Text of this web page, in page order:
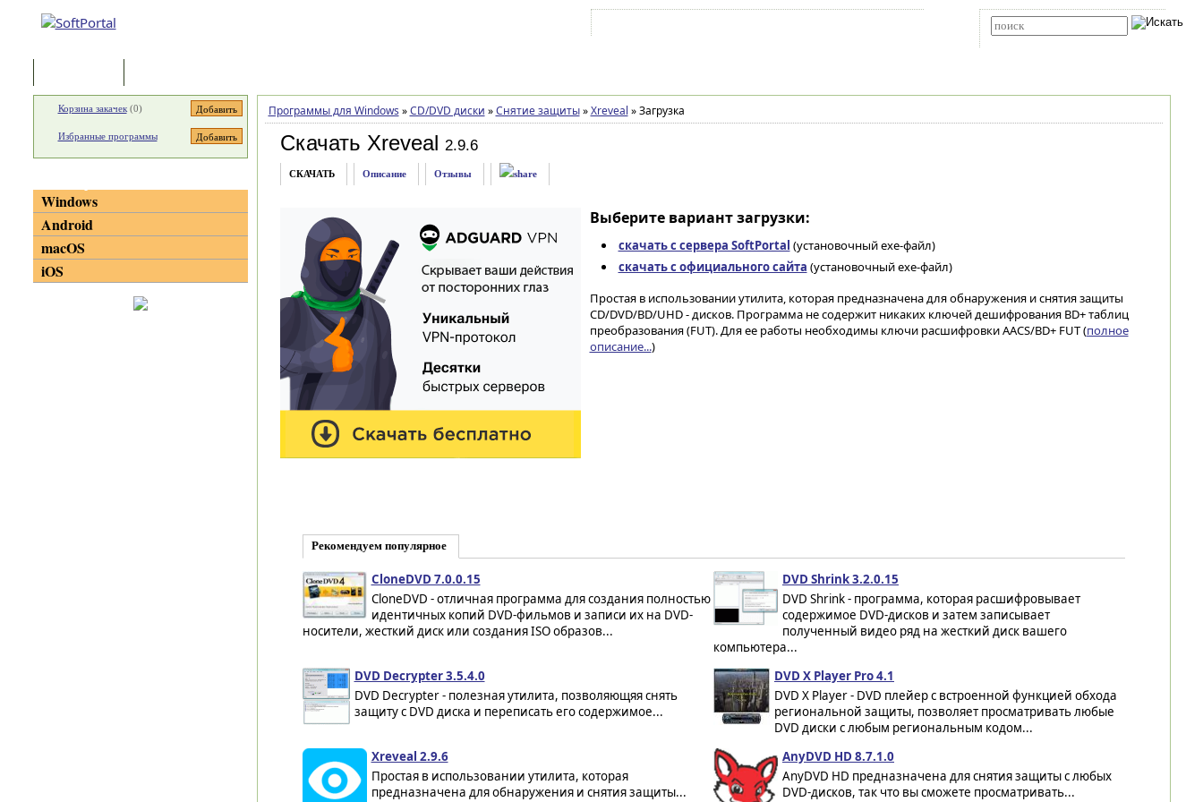
Программы для Windows » CD/DVD диски » Снятие защиты » Xreveal »Загрузка
Скачать Xreveal 2.9.6
СКАЧАТЬ Описание Отзывы
Выберите вариант загрузки:
скачать с сервера SoftPortal (установочный exe-файл)
скачать с официального сайта (установочный exe-файл)
Простая в использовании утилита, которая предназначена для обнаружения и снятия защиты
CD/DVD/BD/UHD - дисков. Программа не содержит никаких ключей дешифрования BD+ таблиц
преобразования (FUT). Для ее работы необходимы ключи расшифровки AACS/BD+ FUT (полное
описание...)
Рекомендуем популярное
CloneDVD 7.0.0.15
CloneDVD - отличная программа для создания полностью
идентичных копий DVD-фильмов и записи их на DVD-
носители, жесткий диск или создания ISO образов...
DVD Shrink 3.2.0.15
DVD Shrink - программа, которая расшифровывает
содержимое DVD-дисков и затем записывает
полученный видео ряд на жесткий диск вашего
компьютера...
DVD Decrypter 3.5.4.0
DVD Decrypter - полезная утилита, позволяющяя снять
защиту с DVD диска и переписать его содержимое...
DVD X Player Pro 4.1
DVD X Player - DVD плейер с встроенной функцией обхода
региональной защиты, позволяет просматривать любые
DVD диски с любым региональным кодом...
Xreveal 2.9.6
Простая в использовании утилита, которая
предназначена для обнаружения и снятия защиты...
AnyDVD HD 8.7.1.0
AnyDVD HD предназначена для снятия защиты с любых
DVD-дисков, так что вы сможете просматривать...
Корзина закачек(0)
Избранные программы
Windows
Android
macOS
iOS